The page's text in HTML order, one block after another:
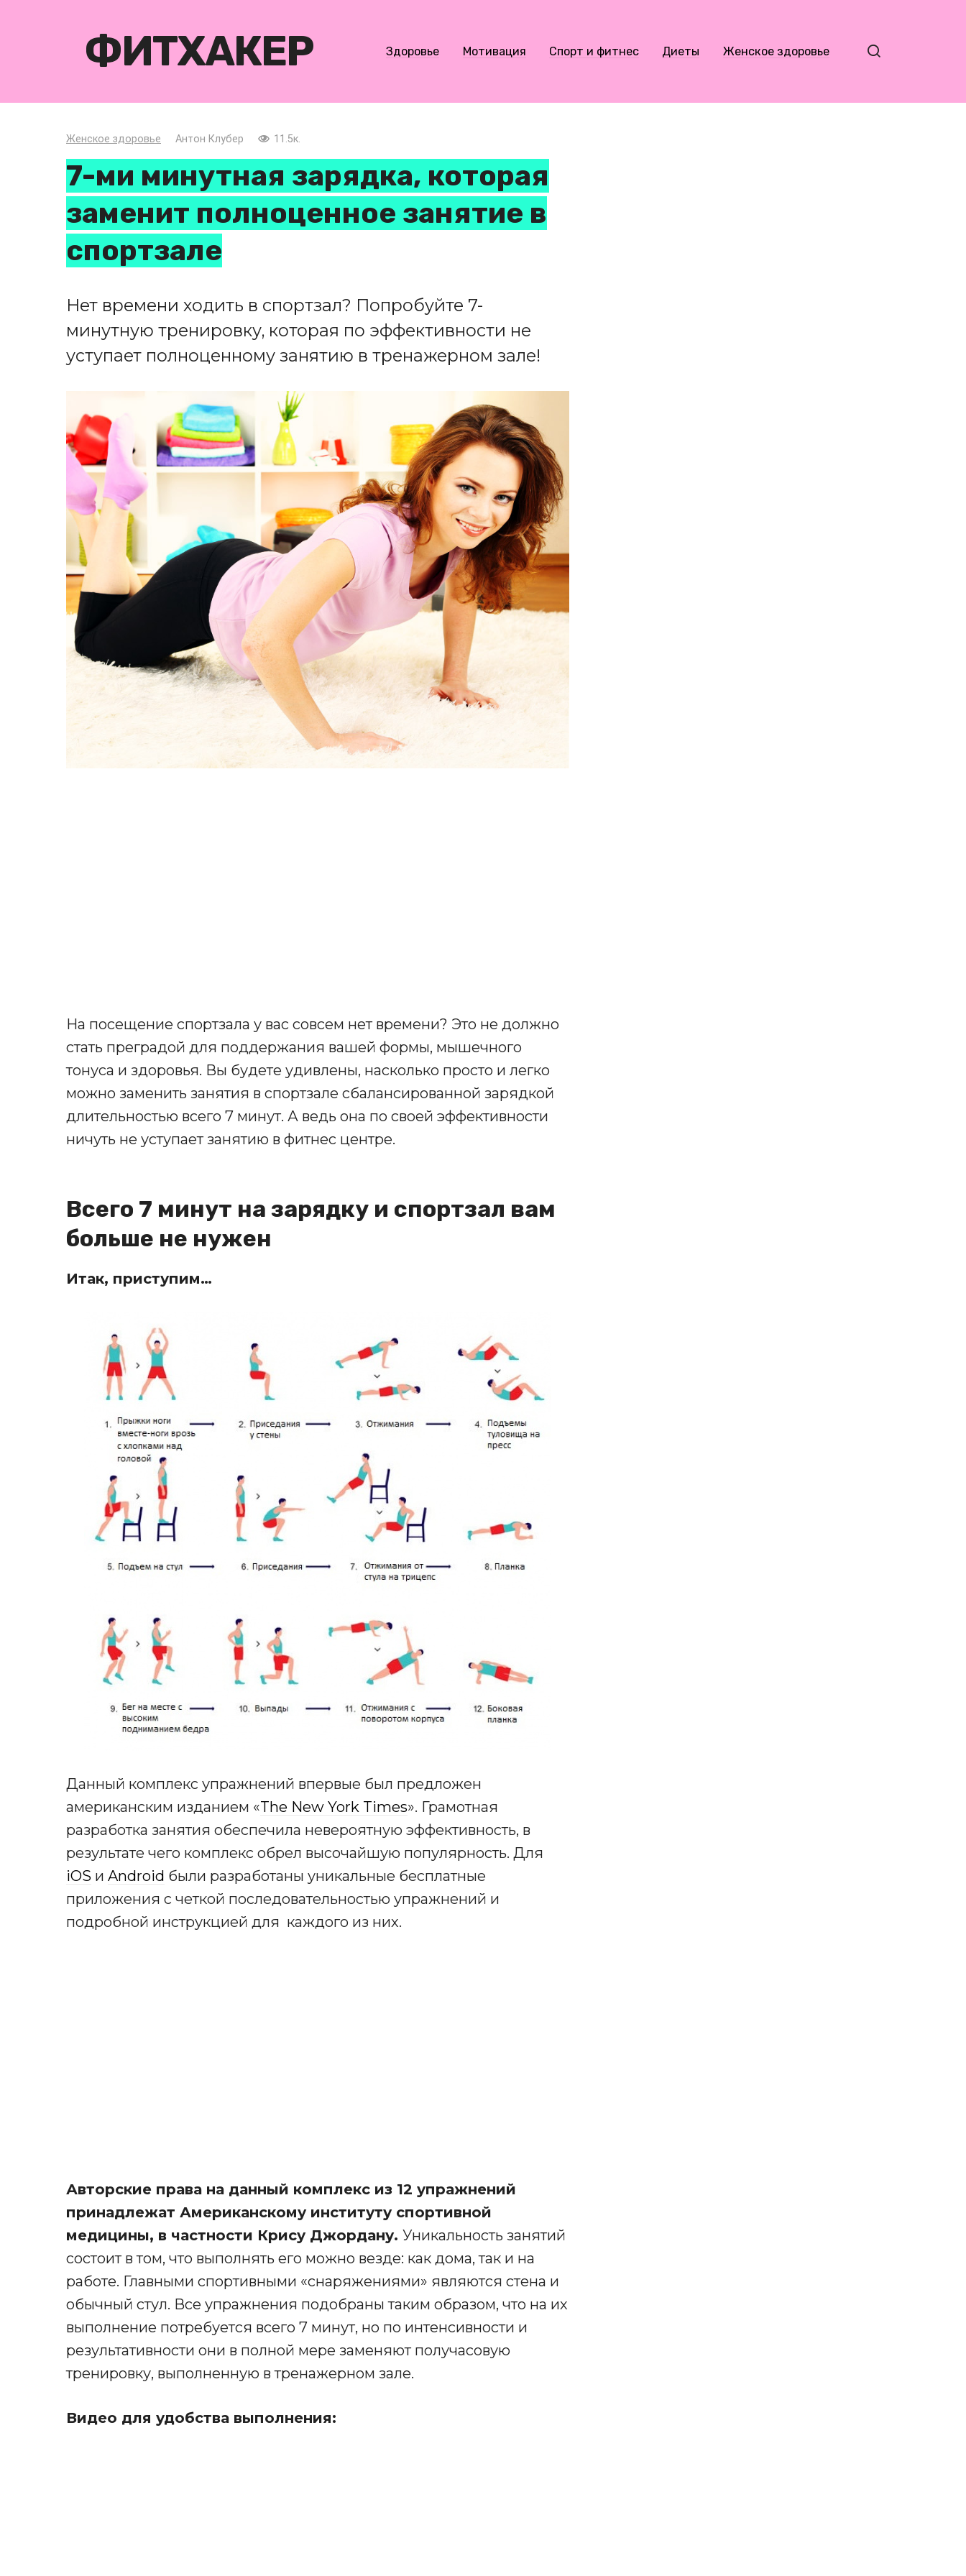
ФИТХАКЕР Здоровье Мотивация Спорт и фитнес Диеты Женское здоровье
Женское здоровье Антон Клубер 11.5к.
7-ми минутная зарядка, которая
заменит полноценное занятие в
спортзале
Нет времени ходить в спортзал? Попробуйте 7-
минутную тренировку, которая по эффективности не
уступает полноценному занятию в тренажерном зале!
На посещение спортзала у вас совсем нет времени? Это не должно
стать преградой для поддержания вашей формы, мышечного
тонуса и здоровья. Вы будете удивлены, насколько просто и легко
можно заменить занятия в спортзале сбалансированной зарядкой
длительностью всего 7 минут. А ведь она по своей эффективности
ничуть не уступает занятию в фитнес центре.
Всего 7 минут на зарядку и спортзал вам
больше не нужен
Итак, приступим…
Данный комплекс упражнений впервые был предложен
американским изданием «The New York Times». Грамотная
разработка занятия обеспечила невероятную эффективность, в
результате чего комплекс обрел высочайшую популярность. Для
iOS и Android были разработаны уникальные бесплатные
приложения с четкой последовательностью упражнений и
подробной инструкцией для каждого из них.
Авторские права на данный комплекс из 12 упражнений
принадлежат Американскому институту спортивной
медицины, в частности Крису Джордану. Уникальность занятий
состоит в том, что выполнять его можно везде: как дома, так и на
работе. Главными спортивными «снаряжениями» являются стена и
обычный стул. Все упражнения подобраны таким образом, что на их
выполнение потребуется всего 7 минут, но по интенсивности и
результативности они в полной мере заменяют получасовую
тренировку, выполненную в тренажерном зале.
Видео для удобства выполнения: